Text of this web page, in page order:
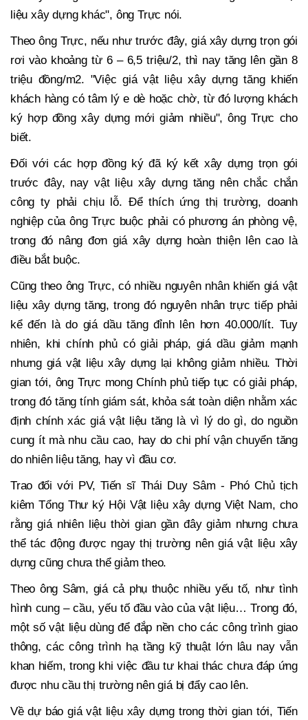
liệu xây dựng khác", ông Trực nói.
Theo ông Trực, nếu như trước đây, giá xây dựng trọn gói
rơi vào khoảng từ 6 – 6,5 triệu/2, thì nay tăng lên gần 8
triệu đồng/m2. "Việc giá vật liệu xây dựng tăng khiến
khách hàng có tâm lý e dè hoặc chờ, từ đó lượng khách
ký hợp đồng xây dựng mới giảm nhiều", ông Trực cho
biết.
Đối với các hợp đồng ký đã ký kết xây dựng trọn gói
trước đây, nay vật liệu xây dựng tăng nên chắc chắn
công ty phải chịu lỗ. Để thích ứng thị trường, doanh
nghiệp của ông Trực buộc phải có phương án phòng vệ,
trong đó nâng đơn giá xây dựng hoàn thiện lên cao là
điều bắt buộc.
Cũng theo ông Trực, có nhiều nguyên nhân khiến giá vật
liệu xây dựng tăng, trong đó nguyên nhân trực tiếp phải
kể đến là do giá dầu tăng đỉnh lên hơn 40.000/lít. Tuy
nhiên, khi chính phủ có giải pháp, giá dầu giảm mạnh
nhưng giá vật liệu xây dựng lại không giảm nhiều. Thời
gian tới, ông Trực mong Chính phủ tiếp tục có giải pháp,
trong đó tăng tính giám sát, khỏa sát toàn diện nhằm xác
định chính xác giá vật liệu tăng là vì lý do gì, do nguồn
cung ít mà nhu cầu cao, hay do chi phí vận chuyển tăng
do nhiên liệu tăng, hay vì đầu cơ.
Trao đổi với PV, Tiến sĩ Thái Duy Sâm - Phó Chủ tịch
kiêm Tổng Thư ký Hội Vật liệu xây dựng Việt Nam, cho
rằng giá nhiên liệu thời gian gần đây giảm nhưng chưa
thể tác động được ngay thị trường nên giá vật liệu xây
dựng cũng chưa thể giảm theo.
Theo ông Sâm, giá cả phụ thuộc nhiều yếu tố, như tình
hình cung – cầu, yếu tố đầu vào của vật liệu… Trong đó,
một số vật liệu dùng để đắp nền cho các công trình giao
thông, các công trình hạ tầng kỹ thuật lớn lâu nay vẫn
khan hiếm, trong khi việc đầu tư khai thác chưa đáp ứng
được nhu cầu thị trường nên giá bị đẩy cao lên.
Về dự báo giá vật liệu xây dựng trong thời gian tới, Tiến